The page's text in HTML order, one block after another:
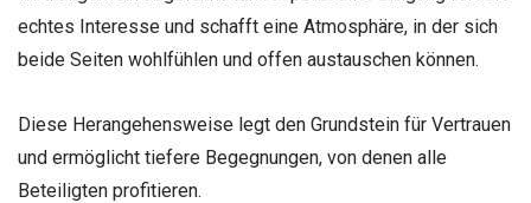
echtes Interesse und schafft eine Atmosphäre, in der sich
beide Seiten wohlfühlen und offen austauschen können.
Diese Herangehensweise legt den Grundstein für Vertrauen
und ermöglicht tiefere Begegnungen, von denen alle
Beteiligten profitieren.